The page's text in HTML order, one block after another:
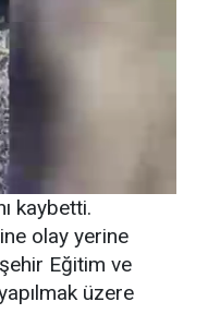
kaybetti.
olay yerine
Eğitim ve
üzere